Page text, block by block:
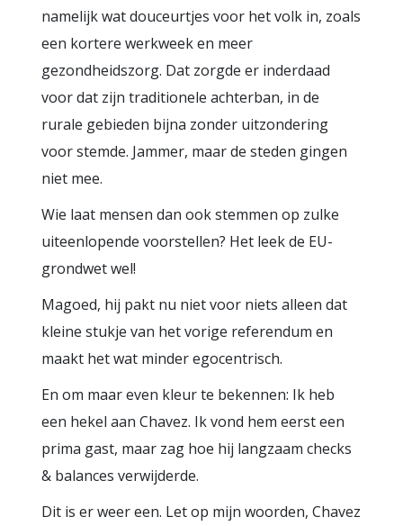
namelijk wat douceurtjes voor het volk in, zoals
een kortere werkweek en meer
gezondheidszorg. Dat zorgde er inderdaad
voor dat zijn traditionele achterban, in de
rurale gebieden bijna zonder uitzondering
voor stemde. Jammer, maar de steden gingen
niet mee.
Wie laat mensen dan ook stemmen op zulke
uiteenlopende voorstellen? Het leek de EU-
grondwet wel!
Magoed, hij pakt nu niet voor niets alleen dat
kleine stukje van het vorige referendum en
maakt het wat minder egocentrisch.
En om maar even kleur te bekennen: Ik heb
een hekel aan Chavez. Ik vond hem eerst een
prima gast, maar zag hoe hij langzaam checks
& balances verwijderde.
Dit is er weer een. Let op mijn woorden, Chavez